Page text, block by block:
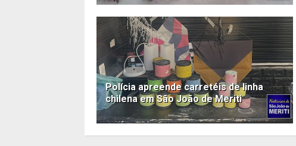
Polícia apreende carretéis de linha
chilena em São João de Meriti